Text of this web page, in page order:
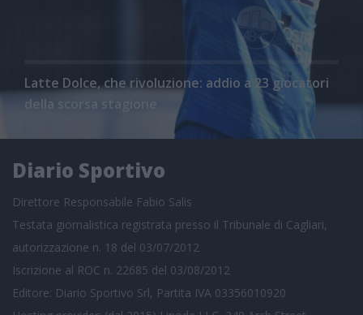
Latte Dolce, che rivoluzione: addio a 23 giocatori
della scorsa stagione
Diario Sportivo
Direttore Responsabile Fabio Salis
Testata giornalistica registrata presso il Tribunale di Cagliari,
autorizzazione n. 18 del 03/07/2012
Iscrizione al ROC n. 22685 del 03/08/2012
Editore: Diario Sportivo Srl, Partita IVA 03356010920